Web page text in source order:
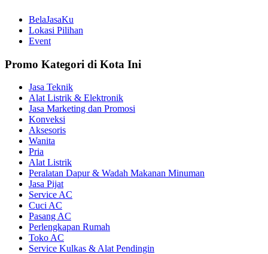
BelaJasaKu
Lokasi Pilihan
Event
Promo Kategori di Kota Ini
Jasa Teknik
Alat Listrik & Elektronik
Jasa Marketing dan Promosi
Konveksi
Aksesoris
Wanita
Pria
Alat Listrik
Peralatan Dapur & Wadah Makanan Minuman
Jasa Pijat
Service AC
Cuci AC
Pasang AC
Perlengkapan Rumah
Toko AC
Service Kulkas & Alat Pendingin